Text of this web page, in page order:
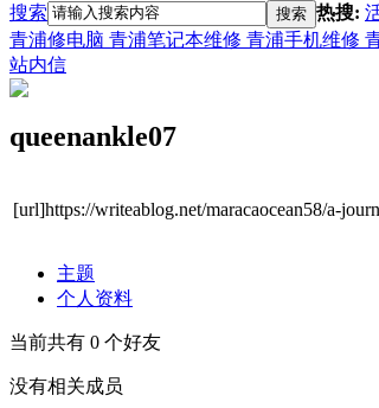
搜索 搜索 热搜:
青浦修电脑 青浦笔记本维修 青浦手机维修
站内信
queenankle07
[url]https://writeablog.net/maracaocean58/a-
主题
个人资料
当前共有 0 个好友
没有相关成员